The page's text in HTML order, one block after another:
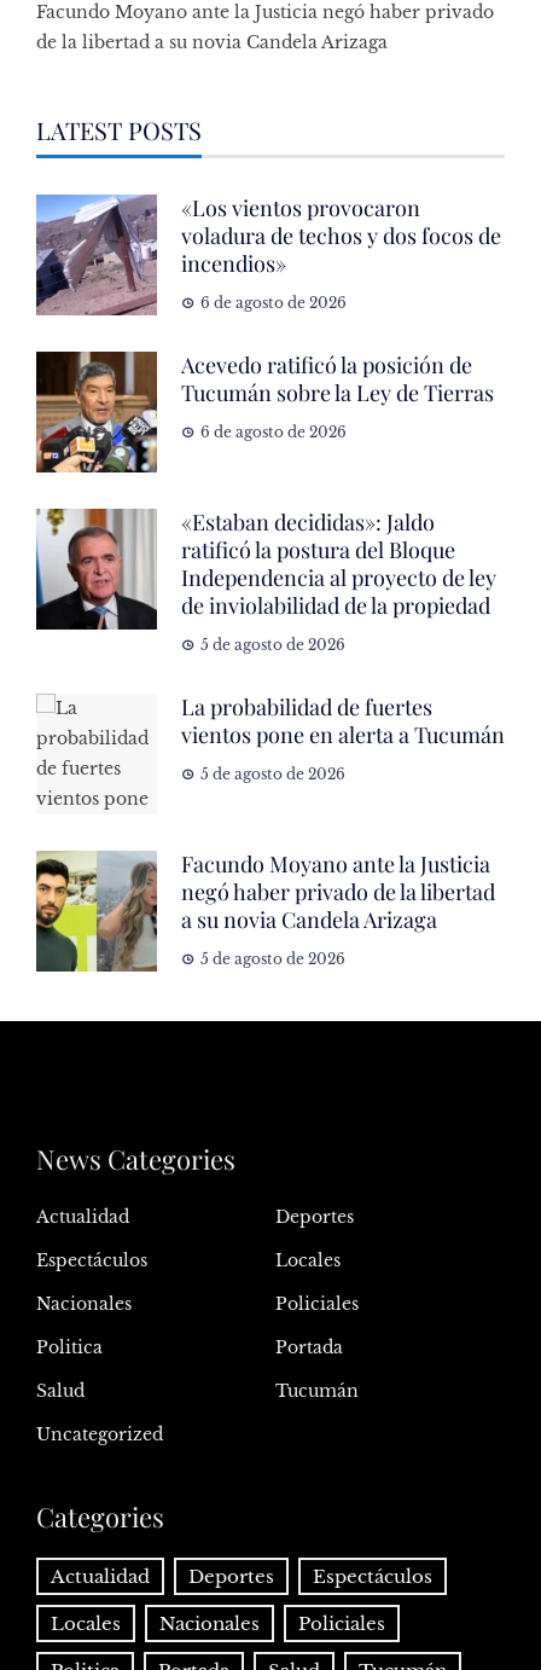
Facundo Moyano ante la Justicia negó haber privado
de la libertad a su novia Candela Arizaga
LATEST POSTS
«Los vientos provocaron
voladura de techos y dos focos de
incendios»
6 de agosto de 2026
Acevedo ratificó la posición de
Tucumán sobre la Ley de Tierras
6 de agosto de 2026
«Estaban decididas»: Jaldo
ratificó la postura del Bloque
Independencia al proyecto de ley
de inviolabilidad de la propiedad
5 de agosto de 2026
La probabilidad de fuertes
vientos pone en alerta a Tucumán
5 de agosto de 2026
Facundo Moyano ante la Justicia
negó haber privado de la libertad
a su novia Candela Arizaga
5 de agosto de 2026
News Categories
Actualidad
Deportes
Espectáculos
Locales
Nacionales
Policiales
Politica
Portada
Salud
Tucumán
Uncategorized
Categories
Actualidad Deportes Espectáculos
Locales Nacionales Policiales